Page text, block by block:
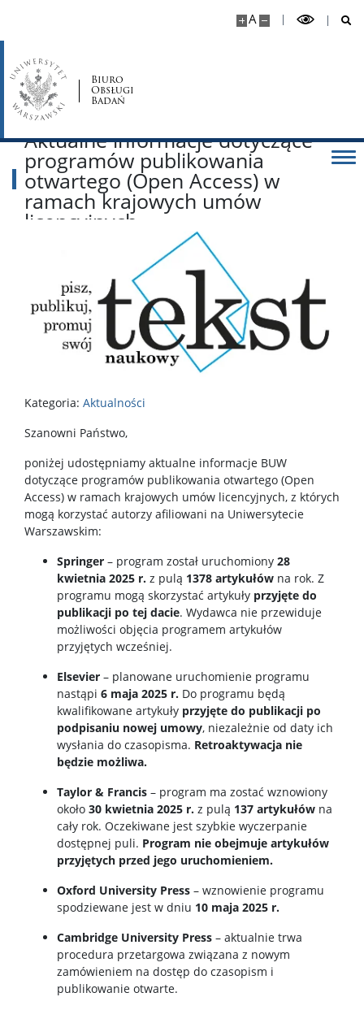
A
Biuro
Obsługi
Badań
Aktualne informacje dotyczące
programów publikowania
otwartego (Open Access) w
ramach krajowych umów
licencyjnych
Kategoria: Aktualności
Szanowni Państwo,
poniżej udostępniamy aktualne informacje BUW
dotyczące programów publikowania otwartego (Open
Access) w ramach krajowych umów licencyjnych, z których
mogą korzystać autorzy afiliowani na Uniwersytecie
Warszawskim:
Springer – program został uruchomiony 28
kwietnia 2025 r. z pulą 1378 artykułów na rok. Z
programu mogą skorzystać artykuły przyjęte do
publikacji po tej dacie. Wydawca nie przewiduje
możliwości objęcia programem artykułów
przyjętych wcześniej.
Elsevier – planowane uruchomienie programu
nastąpi 6 maja 2025 r. Do programu będą
kwalifikowane artykuły przyjęte do publikacji po
podpisaniu nowej umowy, niezależnie od daty ich
wysłania do czasopisma. Retroaktywacja nie
będzie możliwa.
Taylor & Francis – program ma zostać wznowiony
około 30 kwietnia 2025 r. z pulą 137 artykułów na
cały rok. Oczekiwane jest szybkie wyczerpanie
dostępnej puli. Program nie obejmuje artykułów
przyjętych przed jego uruchomieniem.
Oxford University Press – wznowienie programu
spodziewane jest w dniu 10 maja 2025 r.
Cambridge University Press – aktualnie trwa
procedura przetargowa związana z nowym
zamówieniem na dostęp do czasopism i
publikowanie otwarte.